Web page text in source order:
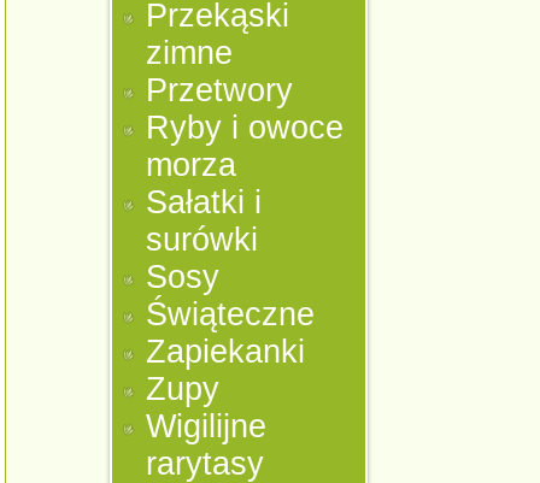
Przekąski
zimne
Przetwory
Ryby i owoce
morza
Sałatki i
surówki
Sosy
Świąteczne
Zapiekanki
Zupy
Wigilijne
rarytasy